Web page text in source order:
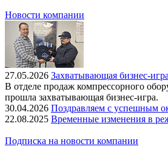
Новости компании
27.05.2026 Захватывающая бизнес-игра
В отделе продаж компрессорного
прошла захватывающая бизнес-игра.
30.04.2026 Поздравляем с успешным
22.08.2025 Временные изменения в
Подписка на новости компании